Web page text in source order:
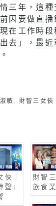
三年，這種
因要做直播
在工作時段
去」，最近
敏, 財智三女俠
俠｜
聲」
財智
飲食